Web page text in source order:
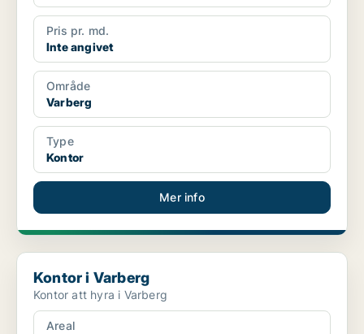
Pris pr. md.
Inte angivet
Område
Varberg
Type
Kontor
Mer info
Kontor i Varberg
Kontor i Varberg
Kontor att hyra i Varberg
Areal